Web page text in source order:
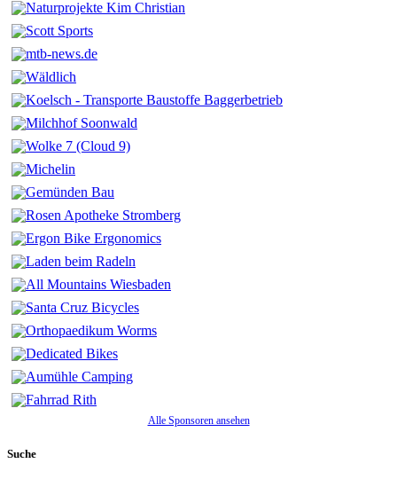
Alle Sponsoren ansehen
Suche